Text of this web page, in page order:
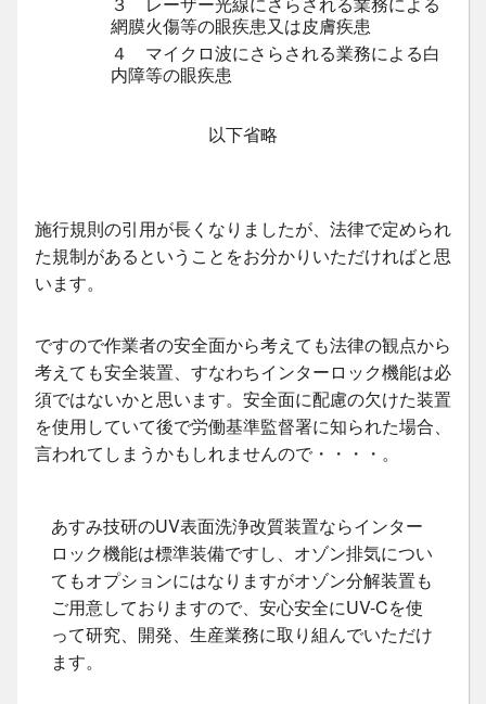
網膜火傷等の眼疾患又は皮膚疾患
４ マイクロ波にさらされる業務による白
内障等の眼疾患
以下省略
施行規則の引用が長くなりましたが、法律で定められ
た規制があるということをお分かりいただければと思
います。
ですので作業者の安全面から考えても法律の観点から
考えても安全装置、すなわちインターロック機能は必
須ではないかと思います。安全面に配慮の欠けた装置
を使用していて後で労働基準監督署に知られた場合、
言われてしまうかもしれませんので・・・・。
あすみ技研のUV表面洗浄改質装置ならインター
ロック機能は標準装備ですし、オゾン排気につい
てもオプションにはなりますがオゾン分解装置も
ご用意しておりますので、安心安全にUV-Cを使
って研究、開発、生産業務に取り組んでいただけ
ます。